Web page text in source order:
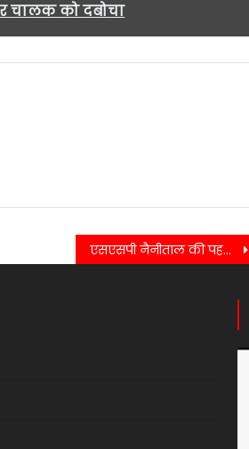
चालक को दबोचा
एसएसपी नैनीताल की पहल रंग लाई, ऑनलाइन नीलामी से मिला अधिकतम राजस्व